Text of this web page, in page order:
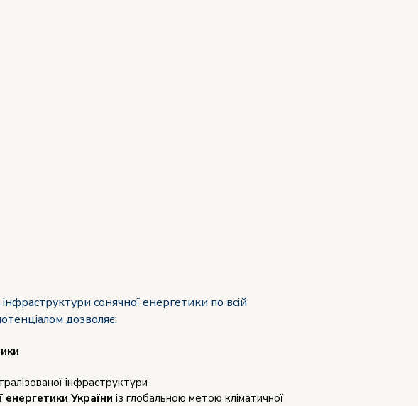
сонячної енергетики по всій
дозволяє:
інфраструктури
енергетики України із глобальною метою кліматичної